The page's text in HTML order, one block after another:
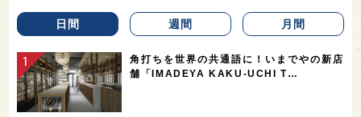
日間 週間 月間
角打ちを世界の共通語に！いまでやの新店
舗「IMADEYA KAKU-UCHI T…